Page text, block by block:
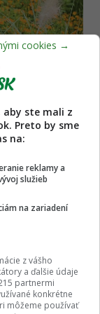
terasa, izbovky
aby ste mali z
Preto by sme
na:
reklamy a
služieb
na zariadení
z vášho
a ďalšie údaje
partnermi
konkrétne
môžeme používať